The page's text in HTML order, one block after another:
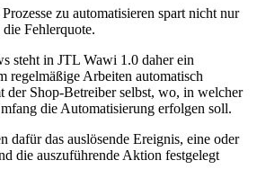
zu automatisieren spart nicht nur
Fehlerquote.
steht in JTL Wawi 1.0 daher ein
regelmäßige Arbeiten automatisch
der Shop-Betreiber selbst, wo, in welcher
die Automatisierung erfolgen soll.
dafür das auslösende Ereignis, eine oder
die auszuführende Aktion festgelegt